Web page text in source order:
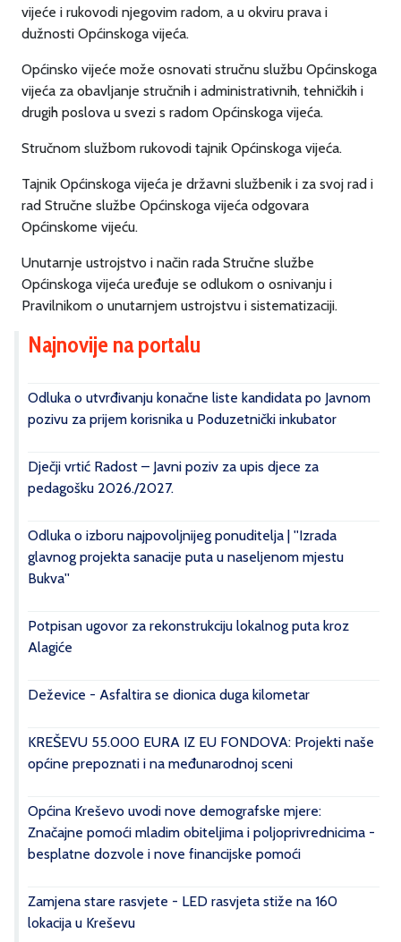
vijeće i rukovodi njegovim radom, a u okviru prava i
dužnosti Općinskoga vijeća.
Općinsko vijeće može osnovati stručnu službu Općinskoga
vijeća za obavljanje stručnih i administrativnih, tehničkih i
drugih poslova u svezi s radom Općinskoga vijeća.
Stručnom službom rukovodi tajnik Općinskoga vijeća.
Tajnik Općinskoga vijeća je državni službenik i za svoj rad i
rad Stručne službe Općinskoga vijeća odgovara
Općinskome vijeću.
Unutarnje ustrojstvo i način rada Stručne službe
Općinskoga vijeća uređuje se odlukom o osnivanju i
Pravilnikom o unutarnjem ustrojstvu i sistematizaciji.
Najnovije na portalu
Odluka o utvrđivanju konačne liste kandidata po Javnom
pozivu za prijem korisnika u Poduzetnički inkubator
Dječji vrtić Radost – Javni poziv za upis djece za
pedagošku 2026./2027.
Odluka o izboru najpovoljnijeg ponuditelja | ''Izrada
glavnog projekta sanacije puta u naseljenom mjestu
Bukva''
Potpisan ugovor za rekonstrukciju lokalnog puta kroz
Alagiće
Deževice - Asfaltira se dionica duga kilometar
KREŠEVU 55.000 EURA IZ EU FONDOVA: Projekti naše
općine prepoznati i na međunarodnoj sceni
Općina Kreševo uvodi nove demografske mjere:
Značajne pomoći mladim obiteljima i poljoprivrednicima -
besplatne dozvole i nove financijske pomoći
Zamjena stare rasvjete - LED rasvjeta stiže na 160
lokacija u Kreševu